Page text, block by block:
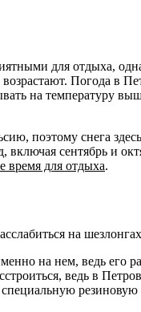
для отдыха,
Погода в
на температуру
поэтому снега
сентябрь и
время для отдыха.
на
на нем, ведь его
ведь в
резиновую